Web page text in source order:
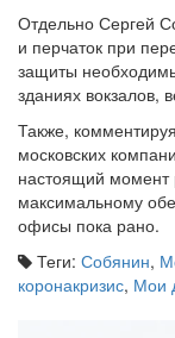
Отдельно Сергей
и перчаток при
защиты
зданиях вокзалов,
Также,
московских
настоящий момент
максимальному
офисы пока рано.
Теги: Собянин,
коронакризис, Мои